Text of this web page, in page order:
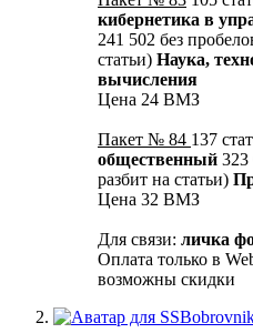
кибернетика в
241 502 без
статьи) Наука,
вычисления
Цена 24 ВМЗ
Пакет № 84 137
общественный 323
разбит на статьи)
Цена 32 ВМЗ
Для связи: личка
Оплата только в
возможны скидки